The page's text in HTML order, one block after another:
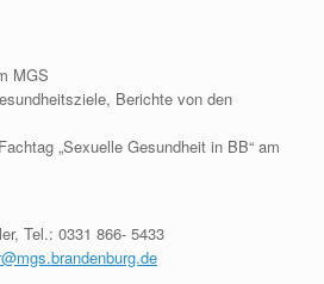
MGS
Berichte von den
„Sexuelle Gesundheit in BB“ am
Tel.: 0331 866- 5433